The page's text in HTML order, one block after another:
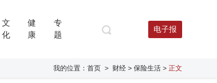
文
化
健
康
专
题
电子报
我的位置： 首页 > 财经 > 保险生活 > 正文